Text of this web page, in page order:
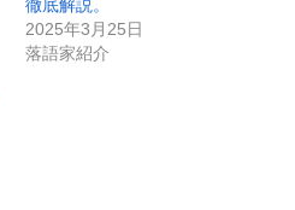
徹底解説。
2025年3月25日
落語家紹介